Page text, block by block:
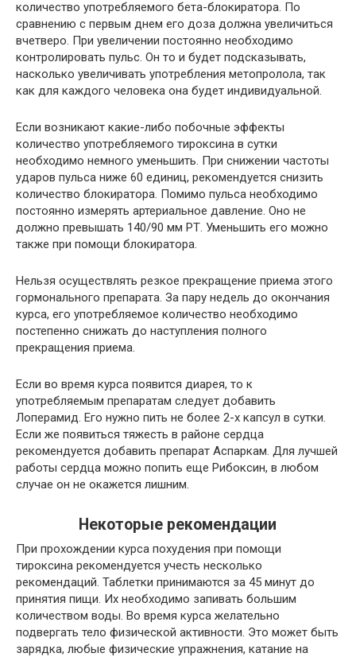
количество употребляемого бета-блокиратора. По
сравнению с первым днем его доза должна увеличиться
вчетверо. При увеличении постоянно необходимо
контролировать пульс. Он то и будет подсказывать,
насколько увеличивать употребления метопролола, так
как для каждого человека она будет индивидуальной.
Если возникают какие-либо побочные эффекты
количество употребляемого тироксина в сутки
необходимо немного уменьшить. При снижении частоты
ударов пульса ниже 60 единиц, рекомендуется снизить
количество блокиратора. Помимо пульса необходимо
постоянно измерять артериальное давление. Оно не
должно превышать 140/90 мм РТ. Уменьшить его можно
также при помощи блокиратора.
Нельзя осуществлять резкое прекращение приема этого
гормонального препарата. За пару недель до окончания
курса, его употребляемое количество необходимо
постепенно снижать до наступления полного
прекращения приема.
Если во время курса появится диарея, то к
употребляемым препаратам следует добавить
Лоперамид. Его нужно пить не более 2-х капсул в сутки.
Если же появиться тяжесть в районе сердца
рекомендуется добавить препарат Аспаркам. Для лучшей
работы сердца можно попить еще Рибоксин, в любом
случае он не окажется лишним.
Некоторые рекомендации
При прохождении курса похудения при помощи
тироксина рекомендуется учесть несколько
рекомендаций. Таблетки принимаются за 45 минут до
принятия пищи. Их необходимо запивать большим
количеством воды. Во время курса желательно
подвергать тело физической активности. Это может быть
зарядка, любые физические упражнения, катание на